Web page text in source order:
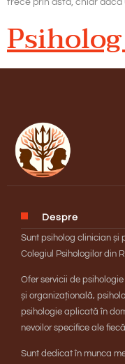
trece prin asta, chiar dacă
Despre
Sunt psiholog clinician și
Colegiul Psihologilor din
Ofer servicii de
și organizațională,
psihologie aplicată în
nevoilor specifice ale
Sunt dedicat în munca